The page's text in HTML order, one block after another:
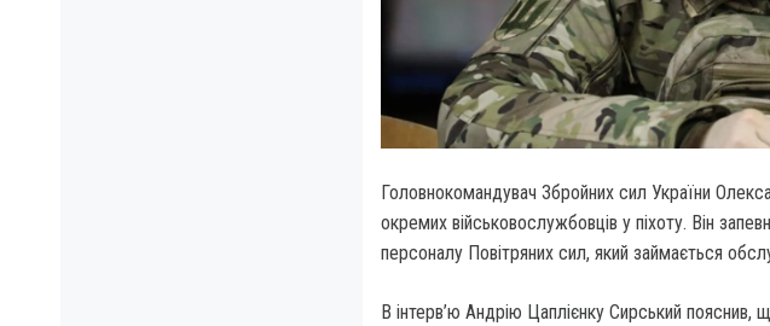
Головнокомандувач Збройних сил України
окремих військовослужбовців у піхоту. Він
персоналу Повітряних сил, який займається
В інтерв’ю Андрію Цаплієнку Сирський пояснив,